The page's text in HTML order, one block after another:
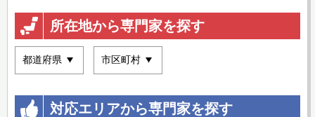
所在地から専門家を探す
対応エリアから専門家を探す